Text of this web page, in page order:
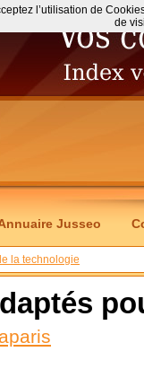
Jusseo
la technologie
l’utilisation de
de